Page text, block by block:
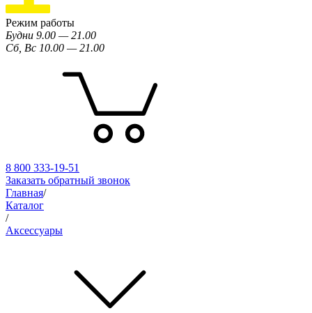
Режим работы
Будни 9.00 — 21.00
Сб, Вс 10.00 — 21.00
8 800 333-19-51
Заказать обратный звонок
Главная/
Каталог
/
Аксессуары